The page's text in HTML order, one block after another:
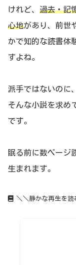
けれど、 過去・記
心地があり、前世
かで知的な読書体
すよね。
派手ではないのに
そんな小説を求め
です。
眠る前に数ページ
生まれます。
＼＼静かな再生を読